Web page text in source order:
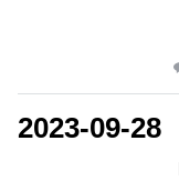
2023-09-28